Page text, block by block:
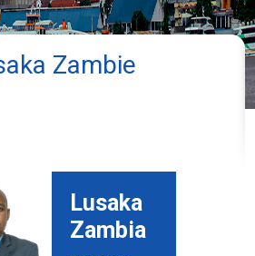
Zambie
Lusaka
Zambia